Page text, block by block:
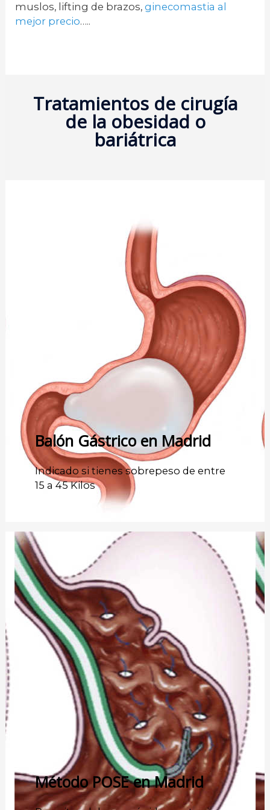
muslos, lifting de brazos,ginecomastia al
mejor precio…..
Tratamientos de cirugía
de la obesidad o
bariátrica
Balón Gástrico en Madrid
Indicado si tienes sobrepeso de entre
15 a 45 Kilos
Método POSE en Madrid